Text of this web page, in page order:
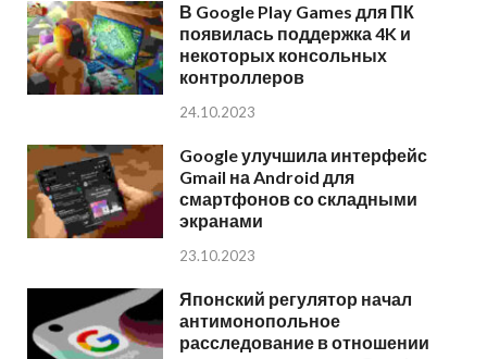
В Google Play Games для ПК
появилась поддержка 4K и
некоторых консольных
контроллеров
24.10.2023
Google улучшила интерфейс
Gmail на Android для
смартфонов со складными
экранами
23.10.2023
Японский регулятор начал
антимонопольное
расследование в отношении